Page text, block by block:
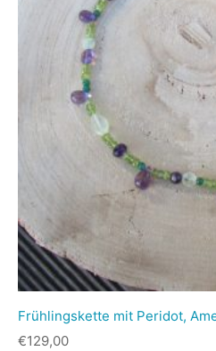
Frühlingskette mit Peridot,
€129,00